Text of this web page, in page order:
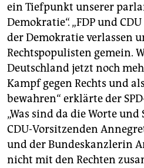
ein Tiefpunkt unserer
Demokratie“. „FDP und
der Demokratie verlassen
Rechtspopulisten gemein.
Deutschland jetzt noch
Kampf gegen Rechts und
bewahren“ erklärte der
„Was sind da die Worte
CDU-Vorsitzenden
und der Bundeskanzlerin
nicht mit den Rechten